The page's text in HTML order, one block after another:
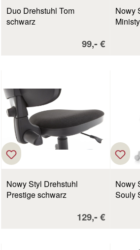
Duo Drehstuhl Tom
schwarz
Verkaufspreis:
99,- €
Nowy Styl
Nowy Styl Drehstuhl
Prestige schwarz
Verkaufspreis:
129,- €
Nowy
Souly